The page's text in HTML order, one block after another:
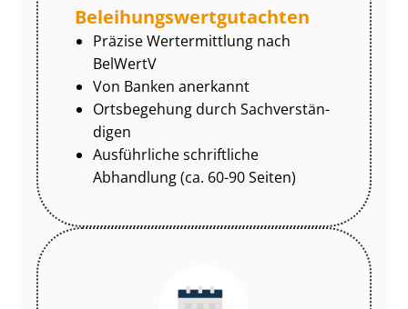
Be­lei­hungs­wert­gut­ach­ten
Präzise Wertermittlung nach
BelWertV
Von Banken anerkannt
Ortsbegehung durch Sach­ver­stän­
di­gen
Ausführliche schriftliche
Abhandlung (ca. 60-90 Seiten)